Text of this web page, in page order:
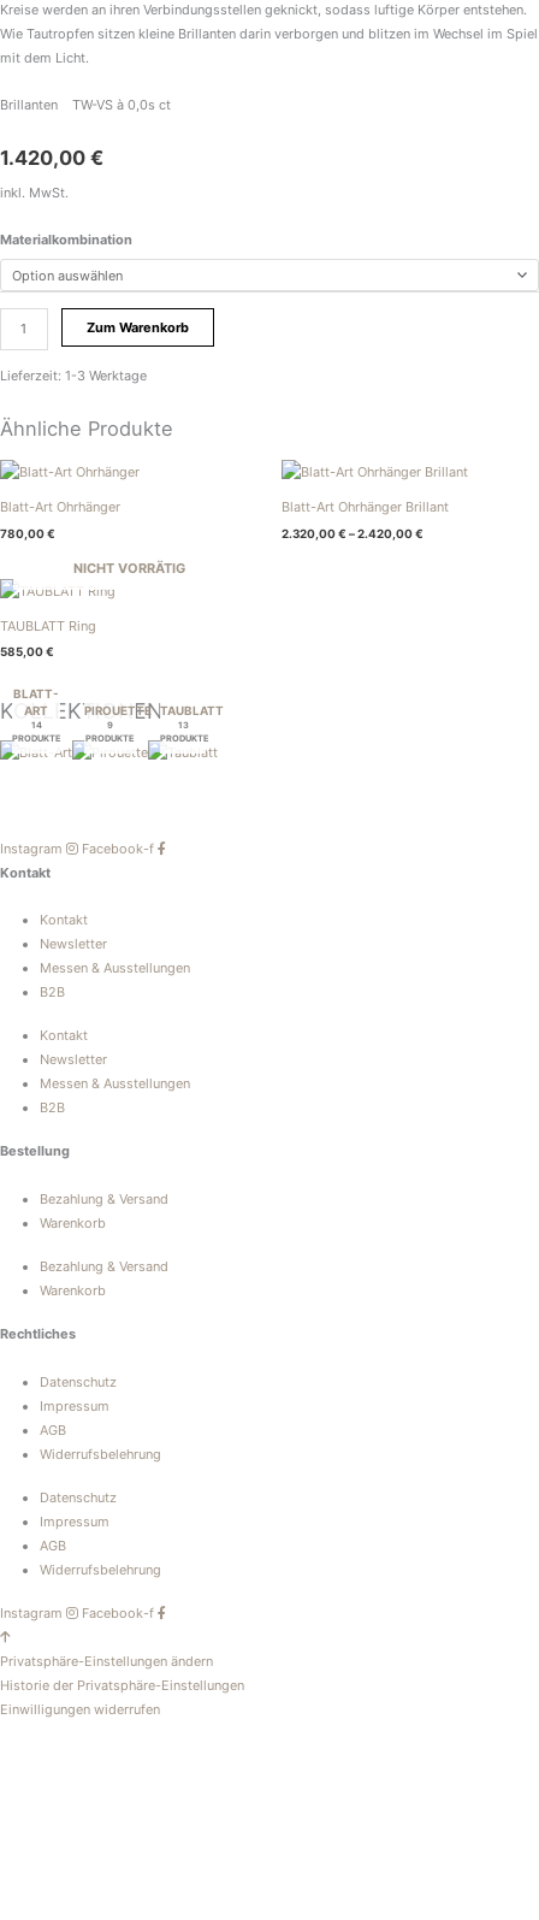
Kreise werden an ihren Verbindungsstellen geknickt, sodass luftige Körper entstehen.
Wie Tautropfen sitzen kleine Brillanten darin verborgen und blitzen im Wechsel im Spiel
mit dem Licht.
Brillanten TW-VS à 0,0s ct
1.420,00 €
inkl. MwSt.
Materialkombination
Zum Warenkorb
Lieferzeit: 1-3 Werktage
Ähnliche Produkte
Blatt-Art Ohrhänger
780,00€
Blatt-Art Ohrhänger Brillant
2.320,00€ –2.420,00€
NICHT VORRÄTIG
TAUBLATT Ring
585,00€
KOLLEKTIONEN
BLATT-
ART
14
PRODUKTE
PIROUETTE
9
PRODUKTE
TAUBLATT
13
PRODUKTE
Instagram
Facebook-f
Kontakt
Kontakt
Newsletter
Messen & Ausstellungen
B2B
Kontakt
Newsletter
Messen & Ausstellungen
B2B
Bestellung
Bezahlung & Versand
Warenkorb
Bezahlung & Versand
Warenkorb
Rechtliches
Datenschutz
Impressum
AGB
Widerrufsbelehrung
Datenschutz
Impressum
AGB
Widerrufsbelehrung
Instagram Facebook-f
Privatsphäre-Einstellungen ändern
Historie der Privatsphäre-Einstellungen
Einwilligungen widerrufen